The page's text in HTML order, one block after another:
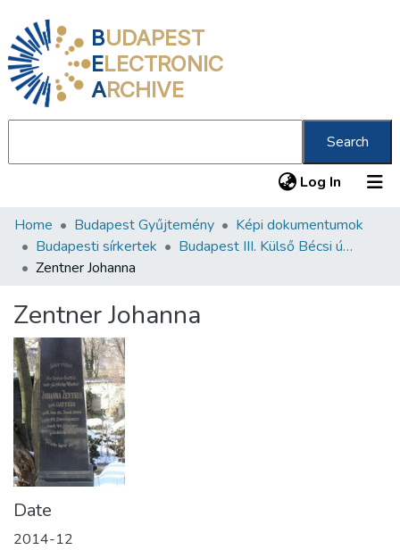
BUDAPEST
ELECTRONIC
ARCHIVE
Search
Log In (current)
Communities & Collections
All of DSpace
About us
Home Budapest Gyűjtemény
Képi dokumentumok
Budapesti sírkertek
Budapest III. Külső Bécsi út 373 Neológ zsidó temető
Zentner Johanna
Zentner Johanna
Date
2014-12